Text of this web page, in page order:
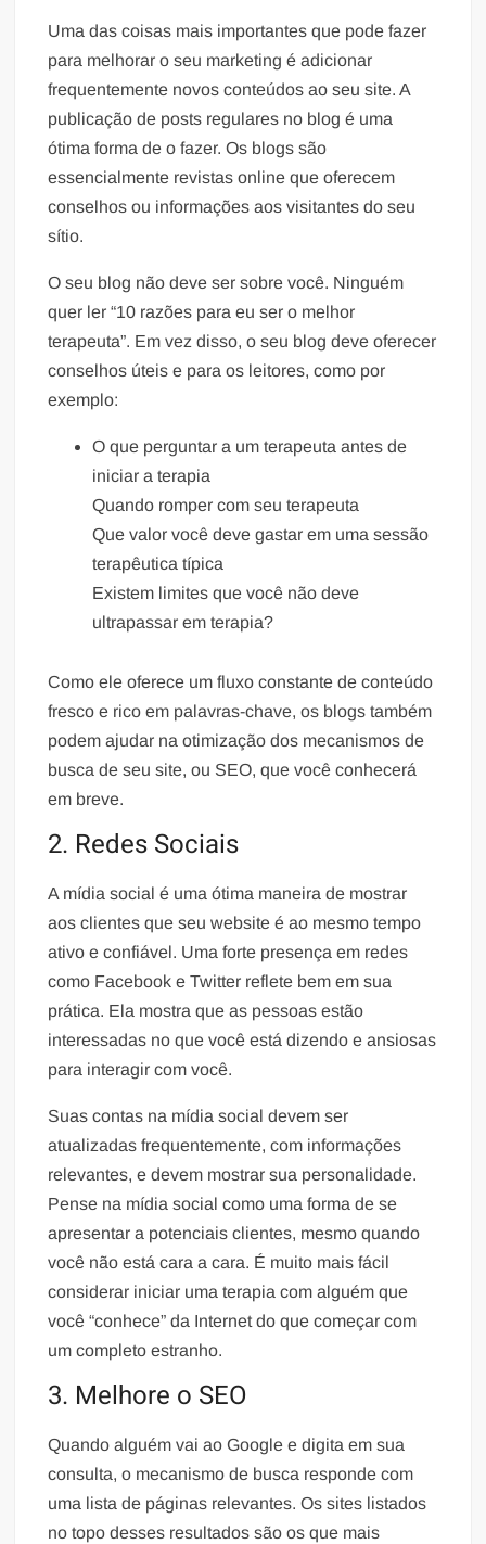
Uma das coisas mais importantes que pode fazer
para melhorar o seu marketing é adicionar
frequentemente novos conteúdos ao seu site. A
publicação de posts regulares no blog é uma
ótima forma de o fazer. Os blogs são
essencialmente revistas online que oferecem
conselhos ou informações aos visitantes do seu
sítio.
O seu blog não deve ser sobre você. Ninguém
quer ler “10 razões para eu ser o melhor
terapeuta”. Em vez disso, o seu blog deve oferecer
conselhos úteis e para os leitores, como por
exemplo:
O que perguntar a um terapeuta antes de
iniciar a terapia
Quando romper com seu terapeuta
Que valor você deve gastar em uma sessão
terapêutica típica
Existem limites que você não deve
ultrapassar em terapia?
Como ele oferece um fluxo constante de conteúdo
fresco e rico em palavras-chave, os blogs também
podem ajudar na otimização dos mecanismos de
busca de seu site, ou SEO, que você conhecerá
em breve.
2. Redes Sociais
A mídia social é uma ótima maneira de mostrar
aos clientes que seu website é ao mesmo tempo
ativo e confiável. Uma forte presença em redes
como Facebook e Twitter reflete bem em sua
prática. Ela mostra que as pessoas estão
interessadas no que você está dizendo e ansiosas
para interagir com você.
Suas contas na mídia social devem ser
atualizadas frequentemente, com informações
relevantes, e devem mostrar sua personalidade.
Pense na mídia social como uma forma de se
apresentar a potenciais clientes, mesmo quando
você não está cara a cara. É muito mais fácil
considerar iniciar uma terapia com alguém que
você “conhece” da Internet do que começar com
um completo estranho.
3. Melhore o SEO
Quando alguém vai ao Google e digita em sua
consulta, o mecanismo de busca responde com
uma lista de páginas relevantes. Os sites listados
no topo desses resultados são os que mais